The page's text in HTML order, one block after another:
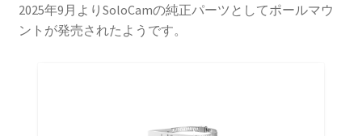
2025年9月よりSoloCamの純正パーツとしてポールマウ
ントが発売されたようです。